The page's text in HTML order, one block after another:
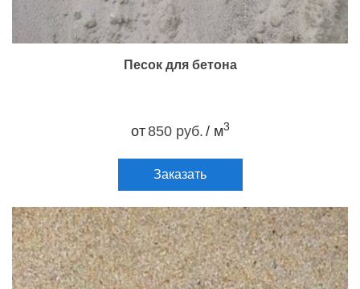
Песок для бетона
от850 руб. / м3
Заказать